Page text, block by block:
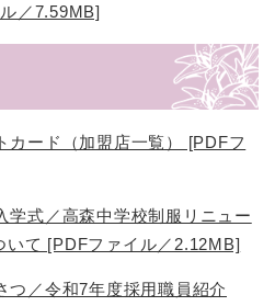
／7.59MB]
カード（加盟店一覧） [PDFフ
学式／高森中学校制服リニュー
いて [PDFファイル／2.12MB]
つ／令和7年度採用職員紹介